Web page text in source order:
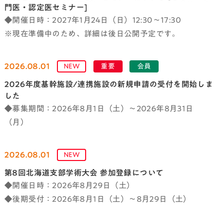
門医・認定医セミナー]
◆開催日時：2027年1月24日（日）12:30～17:30
※現在準備中のため、詳細は後日公開予定です。
2026.08.01 NEW 重要 会員
2026年度基幹施設/連携施設の新規申請の受付を開始しま
した
◆募集期間：2026年8月1日（土）～2026年8月31日
（月）
2026.08.01 NEW
第8回北海道支部学術大会 参加登録について
◆開催日時：2026年8月29日（土）
◆後期受付：2026年8月1日（土）～8月29日（土）